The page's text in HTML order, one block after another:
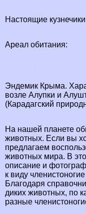
Настоящие кузнечики
Ареал обитания:
Эндемик Крыма.
возле Алупки и
(Карадагский
На нашей планете
животных. Если вы
предлагаем
животных мира. В
описание и
к виду
Благодаря
диких животных, по
разные